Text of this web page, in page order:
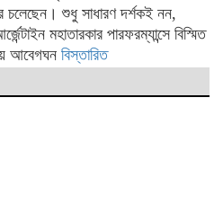
চলেছেন। শুধু সাধারণ দর্শকই নন,
মহাতারকার পারফরম্যান্সে বিস্মিত
আবেগঘন বিস্তারিত